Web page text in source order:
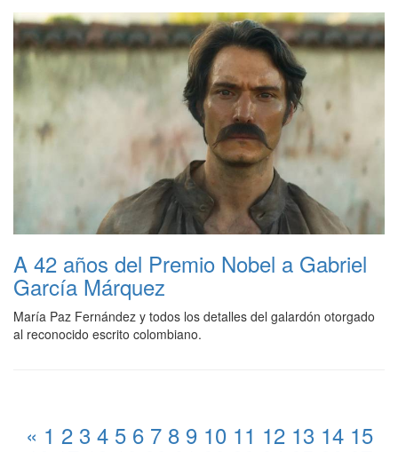
A 42 años del Premio Nobel a Gabriel
García Márquez
María Paz Fernández y todos los detalles del galardón otorgado
al reconocido escrito colombiano.
« 1 2 3 4 5 6 7 8 9 10 11 12 13 14 15